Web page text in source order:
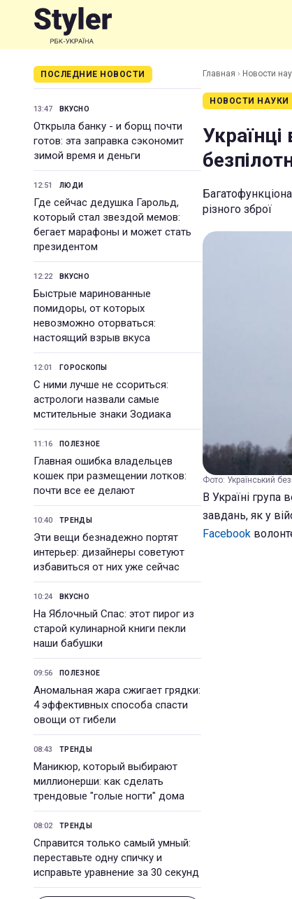
ПОСЛЕДНИЕ НОВОСТИ
13:47 ВКУСНО
Открыла банку - и борщ почти
готов: эта заправка сэкономит
зимой время и деньги
12:51 ЛЮДИ
Где сейчас дедушка Гарольд,
который стал звездой мемов:
бегает марафоны и может стать
президентом
12:22 ВКУСНО
Быстрые маринованные
помидоры, от которых
невозможно оторваться:
настоящий взрыв вкуса
12:01 ГОРОСКОПЫ
С ними лучше не ссориться:
астрологи назвали самые
мстительные знаки Зодиака
11:16 ПОЛЕЗНОЕ
Главная ошибка владельцев
кошек при размещении лотков:
почти все ее делают
10:40 ТРЕНДЫ
Эти вещи безнадежно портят
интерьер: дизайнеры советуют
избавиться от них уже сейчас
10:24 ВКУСНО
На Яблочный Спас: этот пирог из
старой кулинарной книги пекли
наши бабушки
09:56 ПОЛЕЗНОЕ
Аномальная жара сжигает грядки:
4 эффективных способа спасти
овощи от гибели
08:43 ТРЕНДЫ
Маникюр, который выбирают
миллионерши: как сделать
трендовые "голые ногти" дома
08:02 ТРЕНДЫ
Справится только самый умный:
переставьте одну спичку и
исправьте уравнение за 30 секунд
Главная › Новости
НОВОСТИ НАУКИ
різного зброї
Фото: Український
В Україні група
завдань, як у
Facebook